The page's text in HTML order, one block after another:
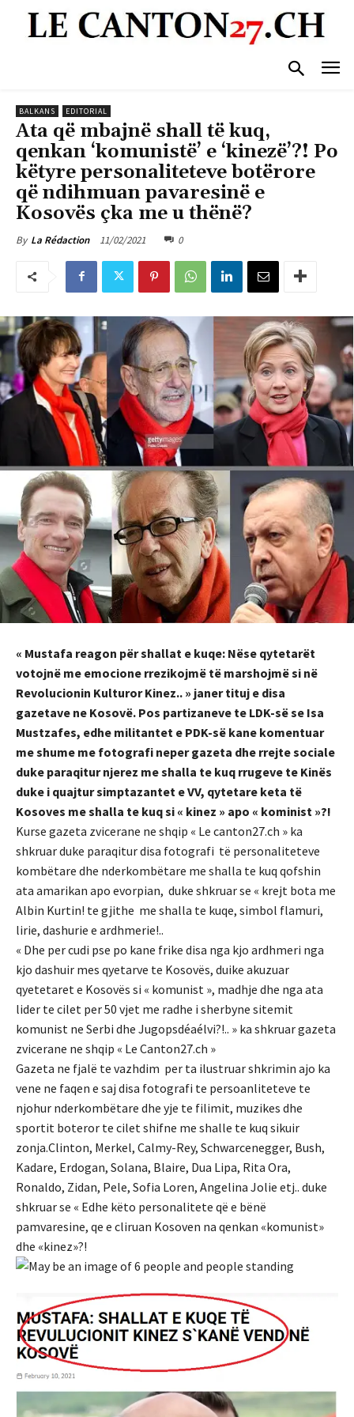
BALKANS EDITORIAL
Ata që mbajnë shall të kuq,
qenkan ‘komunistë’ e ‘kinezë’?! Po
këtyre personaliteteve botërore
që ndihmuan pavaresinë e
Kosovës çka me u thënë?
By La Rédaction 11/02/2021 0
« Mustafa reagon për shallat e kuqe: Nëse qytetarët
votojnë me emocione rrezikojmë të marshojmë si në
Revolucionin Kulturor Kinez.. » janer tituj e disa
gazetave ne Kosovë. Pos partizaneve te LDK-së se Isa
Mustzafes, edhe militantet e PDK-së kane komentuar
me shume me fotografi neper gazeta dhe rrejte sociale
duke paraqitur njerez me shalla te kuq rrugeve te Kinës
duke i quajtur simptazantet e VV, qytetare keta të
Kosoves me shalla te kuq si « kinez » apo « kominist »?!
Kurse gazeta zvicerane ne shqip « Le canton27.ch » ka
shkruar duke paraqitur disa fotografi të personaliteteve
kombëtare dhe nderkombëtare me shalla te kuq qofshin
ata amarikan apo evorpian, duke shkruar se « krejt bota me
Albin Kurtin! te gjithe me shalla te kuqe, simbol flamuri,
lirie, dashurie e ardhmerie!..
« Dhe per cudi pse po kane frike disa nga kjo ardhmeri nga
kjo dashuir mes qyetarve te Kosovës, duike akuzuar
qyetetaret e Kosovës si « komunist », madhje dhe nga ata
lider te cilet per 50 vjet me radhe i sherbyne sitemit
komunist ne Serbi dhe Jugopsdéaélvi?!.. » ka shkruar gazeta
zvicerane ne shqip « Le Canton27.ch »
Gazeta ne fjalë te vazhdim per ta ilustruar shkrimin ajo ka
vene ne faqen e saj disa fotografi te persoanliteteve te
njohur nderkombëtare dhe yje te filimit, muzikes dhe
sportit boteror te cilet shifne me shalle te kuq sikuir
zonja.Clinton, Merkel, Calmy-Rey, Schwarcenegger, Bush,
Kadare, Erdogan, Solana, Blaire, Dua Lipa, Rita Ora,
Ronaldo, Zidan, Pele, Sofia Loren, Angelina Jolie etj.. duke
shkruar se « Edhe këto personalitete që e bënë
pamvaresine, qe e cliruan Kosoven na qenkan «komunist»
dhe «kinez»?!